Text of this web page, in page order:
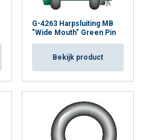
G-4263 Harpsluiting MB
"Wide Mouth" Green Pin
Bekijk product